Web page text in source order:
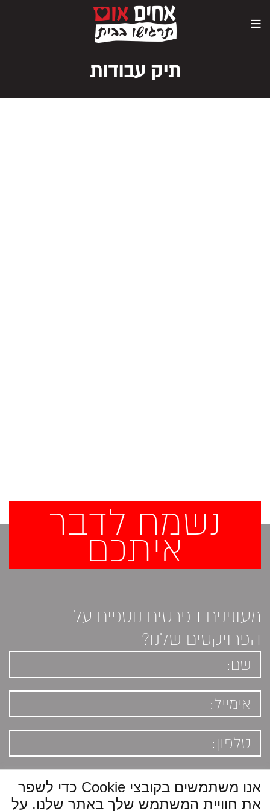
תיק עבודות
נשמח לדבר
איתכם
מעונינים בפרטים נוספים על
הפרויקטים שלנו?
אנו משתמשים בקובצי Cookie כדי לשפר
את חוויית המשתמש שלך באתר שלנו. על